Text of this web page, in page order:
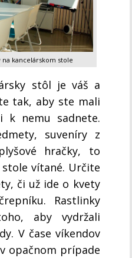
kancelárskom stole
stôl je váš a
tak, aby ste mali
k nemu sadnete.
suveníry z
hračky, to
vítané. Určite
či už ide o kvety
Rastlinky
aby vydržali
V čase víkendov
opačnom prípade